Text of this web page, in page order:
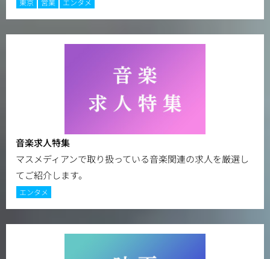
音楽求人特集
マスメディアンで取り扱っている音楽関連の求人を厳選し
てご紹介します。
エンタメ